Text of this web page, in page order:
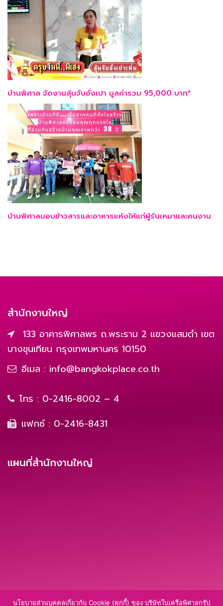
บ้านพิศาล จัดงานลุ้นจับอั่งเปา มูลค่ารวม 95,000 บาท*
บ้านพิศาลมอบข้าวสารและอาหารแห้งให้แก่ผู้รับเหมาและคนงาน
สำนักงานใหญ่
133 อาคารพิศาลพร ถ.พระราม 2 แขวงแสมดำ เขต
บางขุนเทียน กรุงเทพมหานคร 10150
อีเมล : info@bangkokplace.co.th
โทร : 0-2416-8002 – 4
แฟกซ์ : 0-2416-8431
แผนที่สำนักงานใหญ่
นโยบายส่วนบุคคลเกี่ยวกับ Cookie (คุกกี้) ของ บริษัทในเครือพิศาลกรุ๊ป